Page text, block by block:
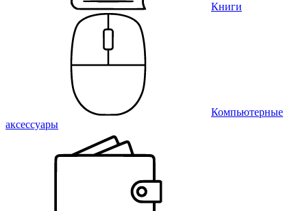
Книги
Компьютерные
аксессуары